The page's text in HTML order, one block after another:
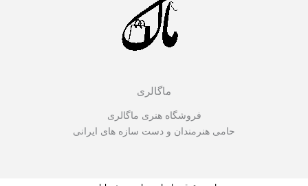
ماگالری
فروشگاه هنری ماگالری
حامی هنرمندان و دست سازه های ایرانی